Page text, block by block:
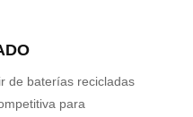
de baterías recicladas
para